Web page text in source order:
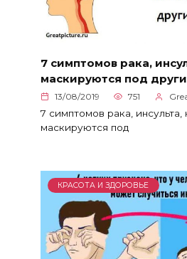
7 симптомов рака,
маскируются под
13/08/2019 751
7 симптомов рака, инсульта,
маскируются под
КРАСОТА И ЗДОРОВЬЕ